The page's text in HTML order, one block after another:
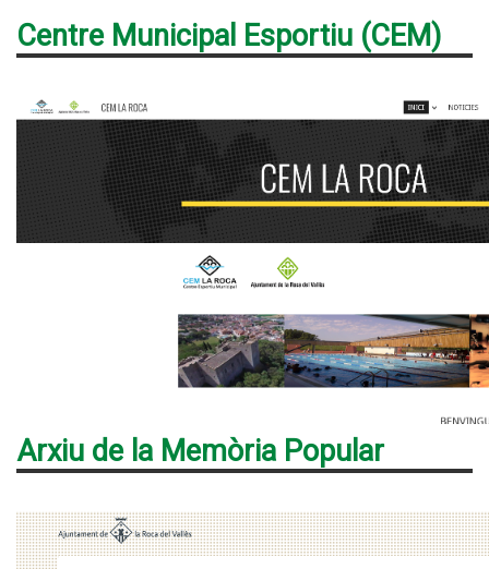
Centre Municipal Esportiu (CEM)
Arxiu de la Memòria Popular